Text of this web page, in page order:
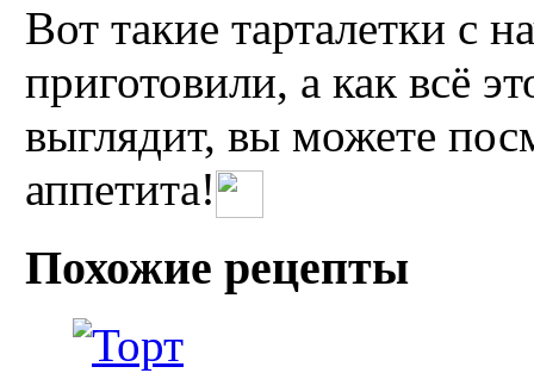
Вот такие тарталетки с
приготовили, а как всё
выглядит, вы можете
аппетита!
Похожие рецепты